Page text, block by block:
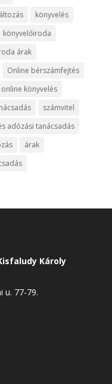
könyvelés
könyvelőiroda
árak
Online bérszámfejtés
online könyvelés
számvitel
adózási tanácsadás
árak
Károly
u. 77-79.